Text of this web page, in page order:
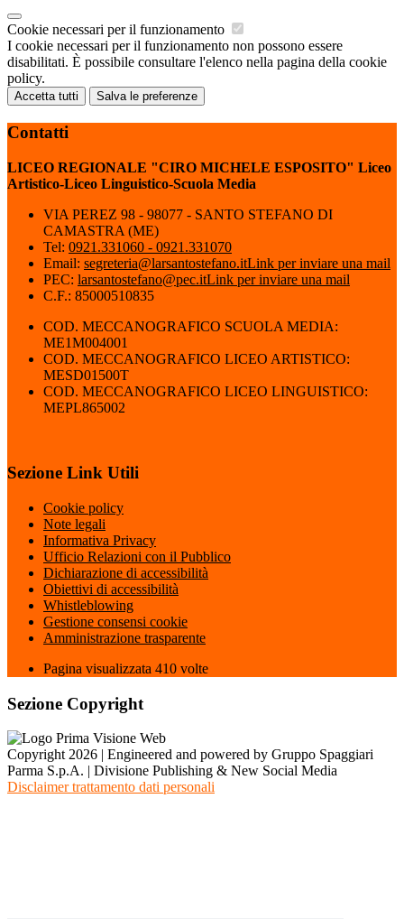
Cookie necessari per il funzionamento
I cookie necessari per il funzionamento non possono essere
disabilitati. È possibile consultare l'elenco nella pagina della cookie
policy.
Accetta tutti Salva le preferenze
Contatti
LICEO REGIONALE "CIRO MICHELE ESPOSITO" Liceo
Artistico-Liceo Linguistico-Scuola Media
VIA PEREZ 98 - 98077 - SANTO STEFANO DI
CAMASTRA (ME)
Tel: 0921.331060 - 0921.331070
Email: segreteria@larsantostefano.itLink per inviare una mail
PEC: larsantostefano@pec.itLink per inviare una mail
C.F.: 85000510835
COD. MECCANOGRAFICO SCUOLA MEDIA:
ME1M004001
COD. MECCANOGRAFICO LICEO ARTISTICO:
MESD01500T
COD. MECCANOGRAFICO LICEO LINGUISTICO:
MEPL865002
Sezione Link Utili
Cookie policy
Note legali
Informativa Privacy
Ufficio Relazioni con il Pubblico
Dichiarazione di accessibilità
Obiettivi di accessibilità
Whistleblowing
Gestione consensi cookie
Amministrazione trasparente
Pagina visualizzata 410 volte
Sezione Copyright
Copyright 2026 | Engineered and powered by Gruppo Spaggiari
Parma S.p.A. | Divisione Publishing & New Social Media
Disclaimer trattamento dati personali